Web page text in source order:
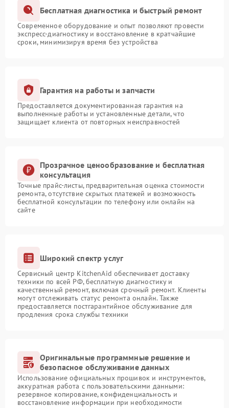
Бесплатная диагностика и быстрый ремонт
Современное оборудование и опыт позволяют провести
экспресс-диагностику и восстановление в кратчайшие
сроки, минимизируя время без устройства
Гарантия на работы и запчасти
Предоставляется документированная гарантия на
выполненные работы и установленные детали, что
защищает клиента от повторных неисправностей
Прозрачное ценообразование и бесплатная
консультация
Точные прайс-листы, предварительная оценка стоимости
ремонта, отсутствие скрытых платежей и возможность
бесплатной консультации по телефону или онлайн на
сайте
Широкий спектр услуг
Сервисный центр KitchenAid обеспечивает доставку
техники по всей РФ, бесплатную диагностику и
качественный ремонт, включая срочный ремонт. Клиенты
могут отслеживать статус ремонта онлайн. Также
предоставляется постгарантийное обслуживание для
продления срока службы техники
Оригинальные программные решение и
безопасное обслуживание данных
Использование официальных прошивок и инструментов,
аккуратная работа с пользовательскими данными:
резервное копирование, конфиденциальность и
восстановление информации при необходимости